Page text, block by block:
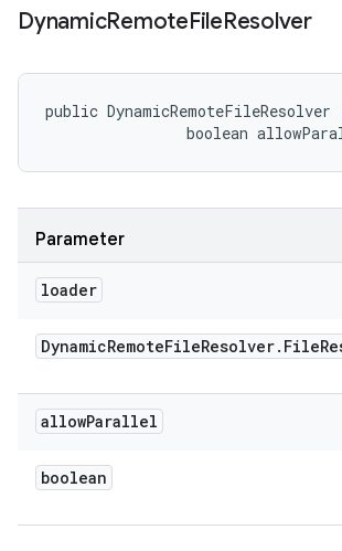
DynamicRemoteFileResolver
public DynamicRemoteFileResolver
boolean
Parameter
loader
DynamicRemoteFileResolver. File
allowParallel
boolean